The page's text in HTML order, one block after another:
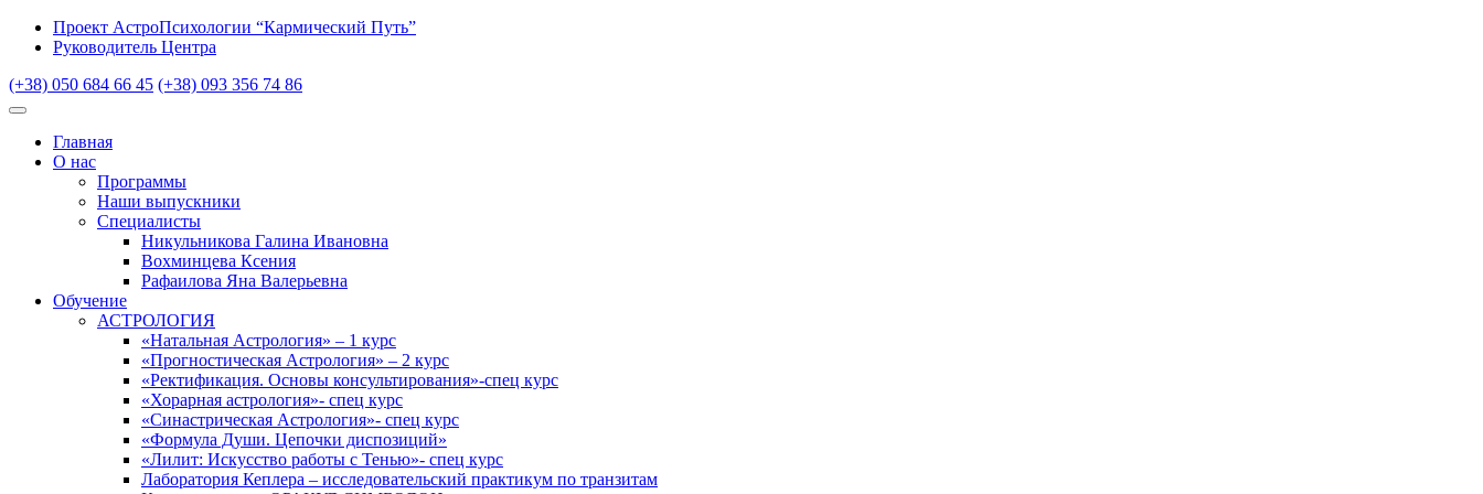
Проект АстроПсихологии “Кармический Путь”
Руководитель Центра
(+38) 050 684 66 45 (+38) 093 356 74 86
Главная
О нас
Программы
Наши выпускники
Специалисты
Никульникова Галина Ивановна
Вохминцева Ксения
Рафаилова Яна Валерьевна
Обучение
АСТРОЛОГИЯ
«Натальная Астрология» – 1 курс
«Прогностическая Астрология» – 2 курс
«Ректификация. Основы консультирования»-спец курс
«Хорарная астрология»- спец курс
«Синастрическая Астрология»- спец курс
«Формула Души. Цепочки диспозиций»
«Лилит: Искусство работы с Тенью»- спец курс
Лаборатория Кеплера – исследовательский практикум по транзитам